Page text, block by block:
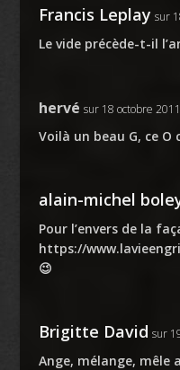
Francis Leplay sur
Le vide précède-t-il
hervé sur 18 octobre
Voilà un beau G, ce O
alain-michel
Pour l’envers de la
https://
😉
Brigitte David sur
Ange, mélange, mêle